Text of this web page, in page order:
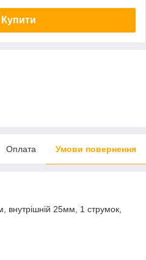
Купити
Оплата Умови повернення
внутрішній 25мм, 1 струмок,